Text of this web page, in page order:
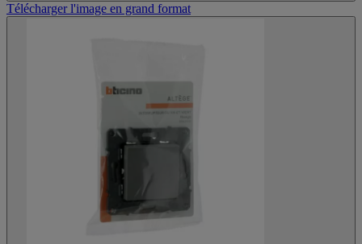
Télécharger l'image en grand format